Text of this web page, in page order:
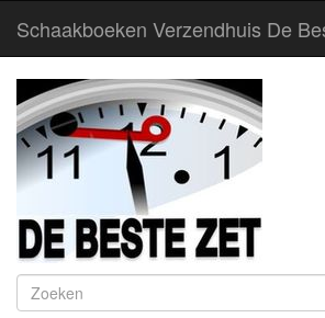
Schaakboeken Verzendhuis De